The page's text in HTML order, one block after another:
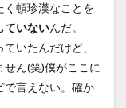
く頓珍漢なことを
ていないんだ。
いたんだけど、
ん(笑)僕がここに
で言えない。確か